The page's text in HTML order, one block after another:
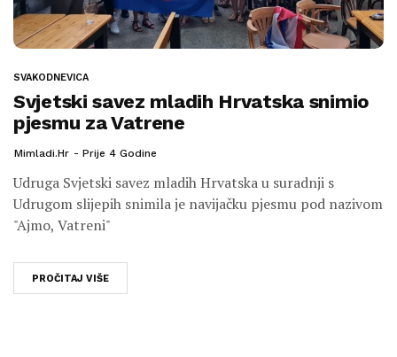
SVAKODNEVICA
Svjetski savez mladih Hrvatska snimio
pjesmu za Vatrene
Mimladi.hr Prije 4 Godine
Udruga Svjetski savez mladih Hrvatska u suradnji s
Udrugom slijepih snimila je navijačku pjesmu pod nazivom
"Ajmo, Vatreni"
PROČITAJ VIŠE